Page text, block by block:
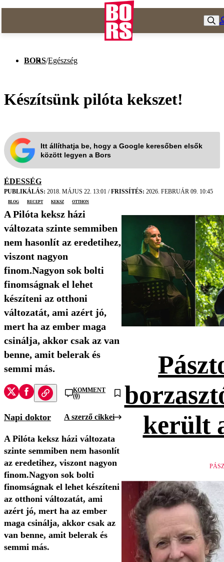
BORS/Egészség
Készítsünk pilóta kekszet!
Itt állíthatja be, hogy a Google keresőben elsők
között legyen a Bors
ÉDESSÉG
PUBLIKÁLÁS: 2018. MÁJUS 22. 13:01 /FRISSÍTÉS: 2026. FEBRUÁR 09. 10:45
blog
recept keksz otthon
A Pilóta keksz házi
változata szinte semmiben
nem hasonlít az eredetihez,
viszont nagyon
finom.Nagyon sok bolti
finomságnak el lehet
készíteni az otthoni
változatát, ami azért jó,
mert ha az ember maga
csinálja, akkor csak az van
benne, amit belerak és
semmi más.
KOMMENT
(0)
Napi doktor A szerző cikkei
A Pilóta keksz házi változata
szinte semmiben nem hasonlít
az eredetihez, viszont nagyon
finom.Nagyon sok bolti
finomságnak el lehet készíteni
az otthoni változatát, ami
azért jó, mert ha az ember
maga csinálja, akkor csak az
van benne, amit belerak és
semmi más.
került